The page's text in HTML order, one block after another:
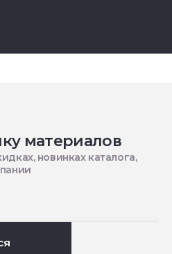
материалов
новинках каталога,